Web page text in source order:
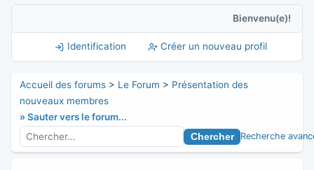
Bienvenu(e)!
Identification Créer un nouveau profil
» Sauter vers le forum...
Accueil des forums > Le Forum > Présentation des
nouveaux membres
Recherche